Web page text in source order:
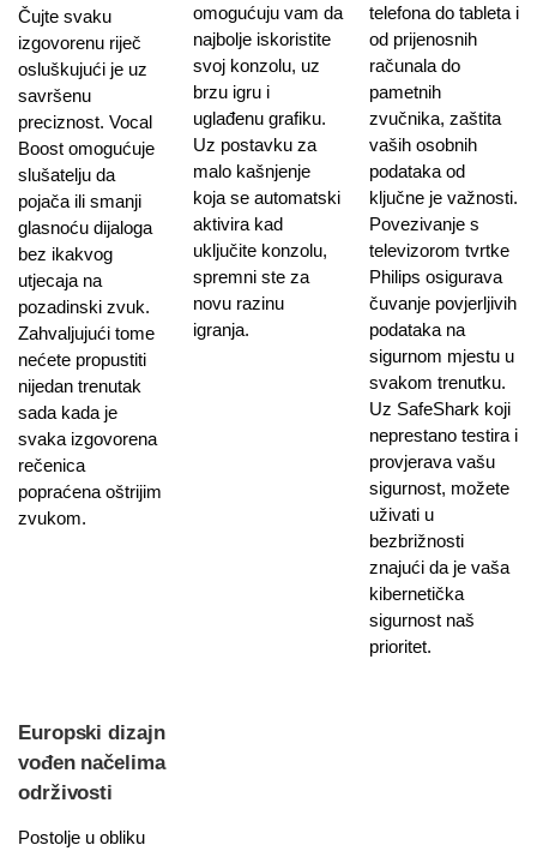
Čujte svaku
izgovorenu riječ
osluškujući je uz
savršenu
preciznost. Vocal
Boost omogućuje
slušatelju da
pojača ili smanji
glasnoću dijaloga
bez ikakvog
utjecaja na
pozadinski zvuk.
Zahvaljujući tome
nećete propustiti
nijedan trenutak
sada kada je
svaka izgovorena
rečenica
popraćena oštrijim
zvukom.
omogućuju vam da
najbolje iskoristite
svoj konzolu, uz
brzu igru i
uglađenu grafiku.
Uz postavku za
malo kašnjenje
koja se automatski
aktivira kad
uključite konzolu,
spremni ste za
novu razinu
igranja.
telefona do tableta i
od prijenosnih
računala do
pametnih
zvučnika, zaštita
vaših osobnih
podataka od
ključne je važnosti.
Povezivanje s
televizorom tvrtke
Philips osigurava
čuvanje povjerljivih
podataka na
sigurnom mjestu u
svakom trenutku.
Uz SafeShark koji
neprestano testira i
provjerava vašu
sigurnost, možete
uživati u
bezbrižnosti
znajući da je vaša
kibernetička
sigurnost naš
prioritet.
Europski dizajn
vođen načelima
održivosti
Postolje u obliku